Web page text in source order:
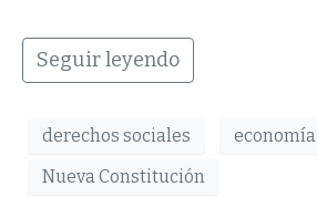
Seguir leyendo
derechos sociales
economía
Nueva Constitución